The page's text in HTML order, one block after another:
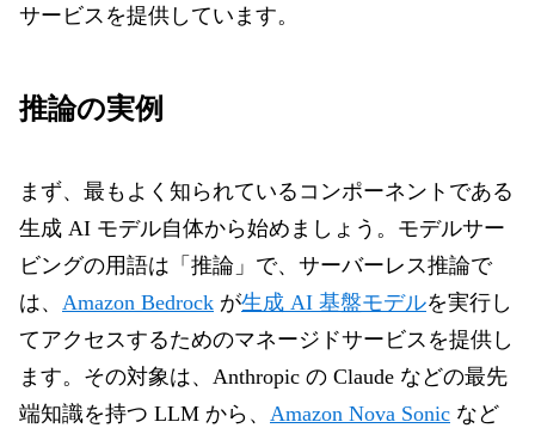
サービスを提供しています。
推論の実例
まず、最もよく知られているコンポーネントである
生成 AI モデル自体から始めましょう。モデルサー
ビングの用語は「推論」で、サーバーレス推論で
は、 Amazon Bedrock が生成 AI 基盤モデルを実行し
てアクセスするためのマネージドサービスを提供し
ます。その対象は、Anthropic の Claude などの最先
端知識を持つ LLM から、 Amazon Nova Sonic など